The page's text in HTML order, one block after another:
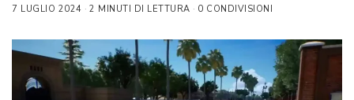
7 LUGLIO 2024 2 MINUTI DI LETTURA 0 CONDIVISIONI